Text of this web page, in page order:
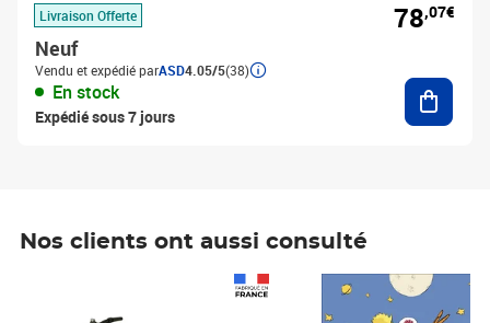
Livraison Offerte
Neuf
Vendu et expédié parASD4.05/5(38)
En stock
Expédié sous 7 jours
78,07€
Nos clients ont aussi consulté
Prix 7,50€